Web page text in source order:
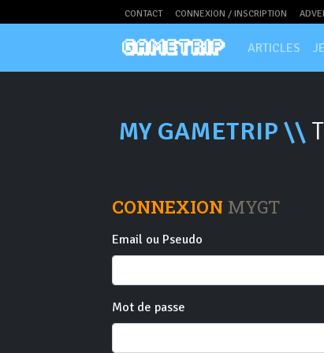
CONTACT CONNEXION / INSCRIPTION
ARTICLES
MY GAMETRIP \\
CONNEXION MYGT
Email ou Pseudo
Mot de passe